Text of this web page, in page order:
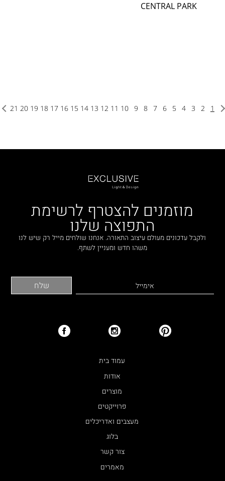
CENTRAL PARK
1
2
3
4
5
6
7
8
9
10
11
12
13
14
15
16
17
18
19
20
21
מוזמנים להצטרף לרשימת
התפוצה שלנו
ולקבל עדכונים מעולם עיצוב התאורה. אנחנו שולחים מייל רק שיש לנו
משהו חדש ומעניין לשתף.
עמוד בית
אודות
מוצרים
פרוייקטים
מעצבים ואדריכלים
בלוג
צור קשר
מאמרים